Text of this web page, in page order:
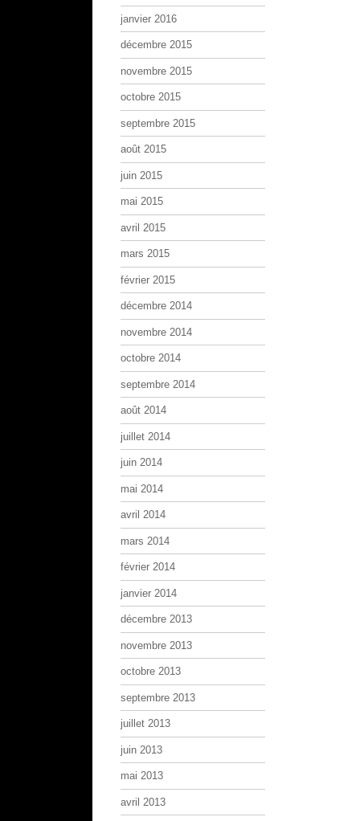
janvier 2016
décembre 2015
novembre 2015
octobre 2015
septembre 2015
août 2015
juin 2015
mai 2015
avril 2015
mars 2015
février 2015
décembre 2014
novembre 2014
octobre 2014
septembre 2014
août 2014
juillet 2014
juin 2014
mai 2014
avril 2014
mars 2014
février 2014
janvier 2014
décembre 2013
novembre 2013
octobre 2013
septembre 2013
juillet 2013
juin 2013
mai 2013
avril 2013